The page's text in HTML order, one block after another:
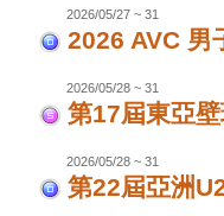
2026/05/27 ~ 31
2026 AVC 男
2026/05/28 ~ 31
第17屆東亞
2026/05/28 ~ 31
第22屆亞洲